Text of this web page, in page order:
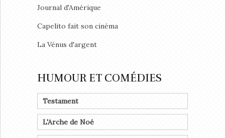
Journal d'Amérique
Capelito fait son cinéma
La Vénus d'argent
HUMOUR ET COMÉDIES
Testament
L'Arche de Noé